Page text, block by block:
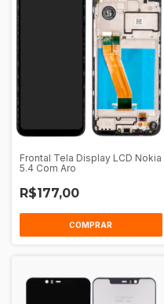
Frontal Tela Display LCD Nokia
5.4 Com Aro
R$177,00
COMPRAR